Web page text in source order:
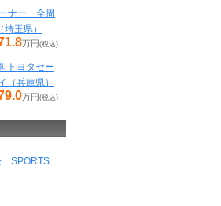
ナー 全周
玉県）
万円(税込)
トヨタセー
（兵庫県）
万円(税込)
SPORTS